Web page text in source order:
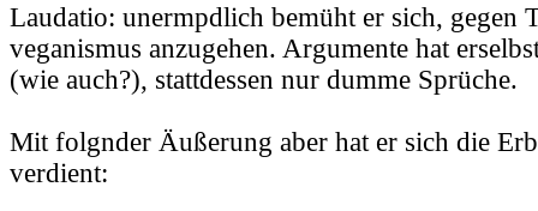
Laudatio: unermpdlich bemüht er sich, gegen
veganismus anzugehen. Argumente hat
(wie auch?), stattdessen nur dumme Sprüche.
Mit folgnder Äußerung aber hat er sich die
verdient: